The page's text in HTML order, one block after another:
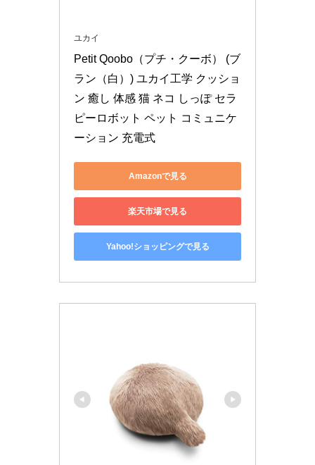
ユカイ
Petit Qoobo（プチ・クーボ） (ブ
ラン（白）) ユカイ工学 クッショ
ン 癒し 体感 猫 ネコ しっぽ セラ
ピーロボット ペット コミュニケ
ーション 充電式
Amazonで見る
楽天市場で見る
Yahoo!ショッピングで見る